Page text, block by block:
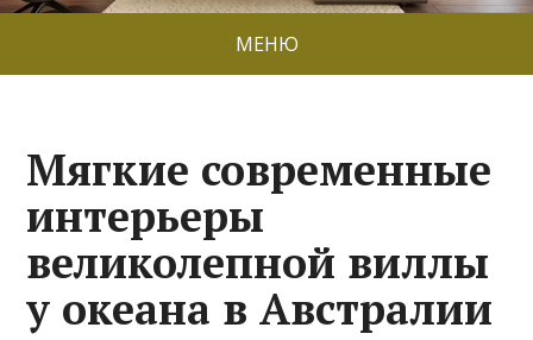
МЕНЮ
Мягкие современные
интерьеры
великолепной виллы
у океана в Австралии